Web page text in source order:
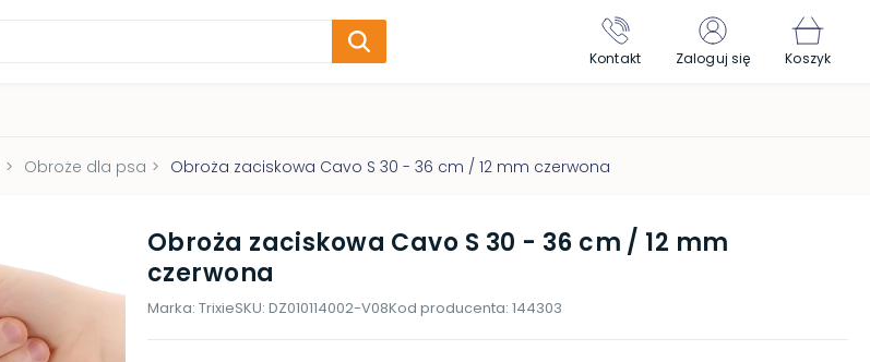
Kontakt Zaloguj się Koszyk
> Obroże dla psa > Obroża zaciskowa Cavo S 30 - 36 cm / 12 mm czerwona
Obroża zaciskowa Cavo S 30 - 36 cm / 12 mm
czerwona
Marka: TrixieSKU: DZ010114002-V08Kod producenta: 144303